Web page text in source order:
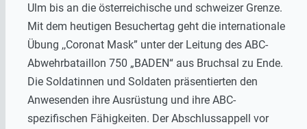
Ulm bis an die österreichische und schweizer Grenze.
Mit dem heutigen Besuchertag geht die internationale
Übung ,,Coronat Mask” unter der Leitung des ABC-
Abwehrbataillon 750 „BADEN“ aus Bruchsal zu Ende.
Die Soldatinnen und Soldaten präsentierten den
Anwesenden ihre Ausrüstung und ihre ABC-
spezifischen Fähigkeiten. Der Abschlussappell vor